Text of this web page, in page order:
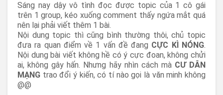
Sáng nay dậy vô tình đọc được topic của 1 cô gái
trên 1 group, kéo xuống comment thấy ngứa mắt quá
nên lại phải viết thêm 1 bài.
Nội dung topic thì cũng bình thường thôi, chủ topic
đưa ra quan điểm về 1 vấn đề đang CỰC KÌ NÓNG.
Nội dung bài viết không hề có ý cực đoan, không chửi
ai, không gây hấn. Nhưng hãy nhìn cách mà CƯ DÂN
MẠNG trao đổi ý kiến, có tí nào gọi là văn minh không
@@